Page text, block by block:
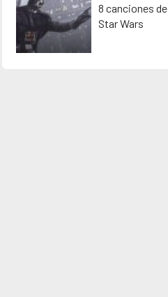
8 canciones
Star Wars